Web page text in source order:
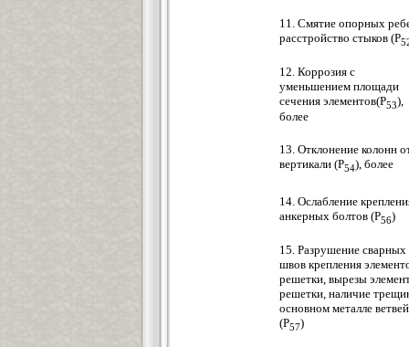
11. Смятие опорных
расстройство стыков (Р
12. Коррозия с
уменьшением площади
сечения элементов(Р53),
более
13. Отклонение колонн
вертикали (Р54), более
14. Ослабление
анкерных болтов (Р56)
15. Разрушение сварных
швов крепления
решетки, вырезы
решетки, наличие
основном металле ветвей
(P57)